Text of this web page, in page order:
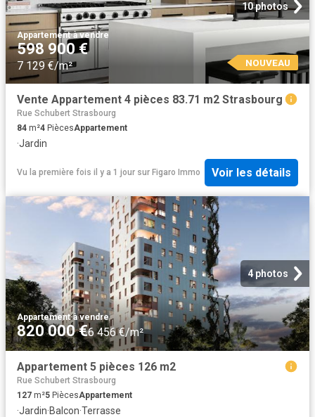
10 photos
Appartement·à vendre
598 900 €
7 129 €/m² NOUVEAU
Vente Appartement 4 pièces 83.71 m2 Strasbourg
Rue Schubert Strasbourg
84 m²4 PiècesAppartement
·Jardin
Vu la première fois il y a 1 jour sur Figaro Immo Voir les détails
4 photos
Appartement·à vendre
820 000 €6 456 €/m²
Appartement 5 pièces 126 m2
Rue Schubert Strasbourg
127 m²5 PiècesAppartement
·Jardin·Balcon·Terrasse